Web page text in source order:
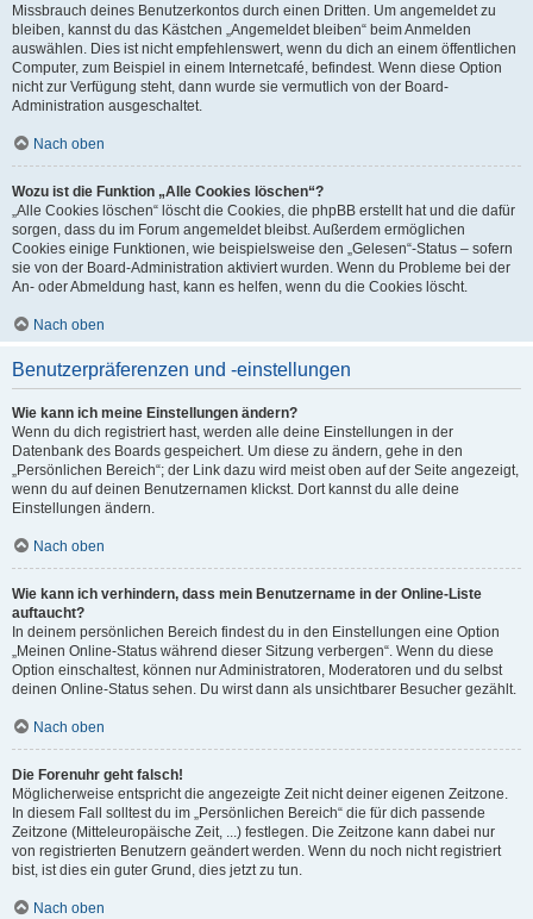
Missbrauch deines Benutzerkontos durch einen Dritten. Um angemeldet zu
bleiben, kannst du das Kästchen „Angemeldet bleiben“ beim Anmelden
auswählen. Dies ist nicht empfehlenswert, wenn du dich an einem öffentlichen
Computer, zum Beispiel in einem Internetcafé, befindest. Wenn diese Option
nicht zur Verfügung steht, dann wurde sie vermutlich von der Board-
Administration ausgeschaltet.
Nach oben
Wozu ist die Funktion „Alle Cookies löschen“?
„Alle Cookies löschen“ löscht die Cookies, die phpBB erstellt hat und die dafür
sorgen, dass du im Forum angemeldet bleibst. Außerdem ermöglichen
Cookies einige Funktionen, wie beispielsweise den „Gelesen“-Status – sofern
sie von der Board-Administration aktiviert wurden. Wenn du Probleme bei der
An- oder Abmeldung hast, kann es helfen, wenn du die Cookies löscht.
Nach oben
Benutzerpräferenzen und -einstellungen
Wie kann ich meine Einstellungen ändern?
Wenn du dich registriert hast, werden alle deine Einstellungen in der
Datenbank des Boards gespeichert. Um diese zu ändern, gehe in den
„Persönlichen Bereich“; der Link dazu wird meist oben auf der Seite angezeigt,
wenn du auf deinen Benutzernamen klickst. Dort kannst du alle deine
Einstellungen ändern.
Nach oben
Wie kann ich verhindern, dass mein Benutzername in der Online-Liste
auftaucht?
In deinem persönlichen Bereich findest du in den Einstellungen eine Option
„Meinen Online-Status während dieser Sitzung verbergen“. Wenn du diese
Option einschaltest, können nur Administratoren, Moderatoren und du selbst
deinen Online-Status sehen. Du wirst dann als unsichtbarer Besucher gezählt.
Nach oben
Die Forenuhr geht falsch!
Möglicherweise entspricht die angezeigte Zeit nicht deiner eigenen Zeitzone.
In diesem Fall solltest du im „Persönlichen Bereich“ die für dich passende
Zeitzone (Mitteleuropäische Zeit, ...) festlegen. Die Zeitzone kann dabei nur
von registrierten Benutzern geändert werden. Wenn du noch nicht registriert
bist, ist dies ein guter Grund, dies jetzt zu tun.
Nach oben